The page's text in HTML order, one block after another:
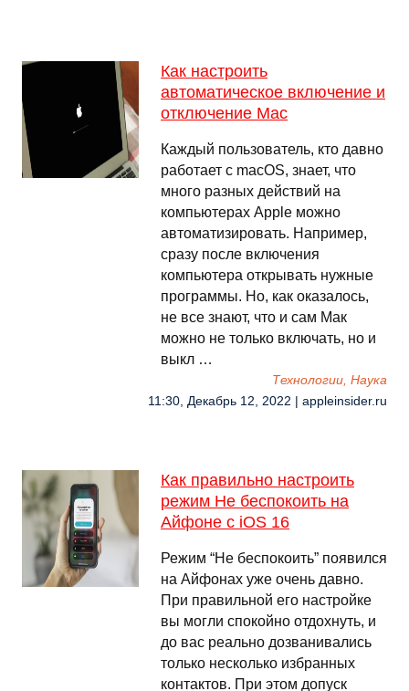
Как настроить
автоматическое включение и
отключение Mac
Каждый пользователь, кто давно
работает с macOS, знает, что
много разных действий на
компьютерах Apple можно
автоматизировать. Например,
сразу после включения
компьютера открывать нужные
программы. Но, как оказалось,
не все знают, что и сам Мак
можно не только включать, но и
выкл …
Технологии, Наука
11:30, Декабрь 12, 2022 | appleinsider.ru
Как правильно настроить
режим Не беспокоить на
Айфоне с iOS 16
Режим “Не беспокоить” появился
на Айфонах уже очень давно.
При правильной его настройке
вы могли спокойно отдохнуть, и
до вас реально дозванивались
только несколько избранных
контактов. При этом допуск